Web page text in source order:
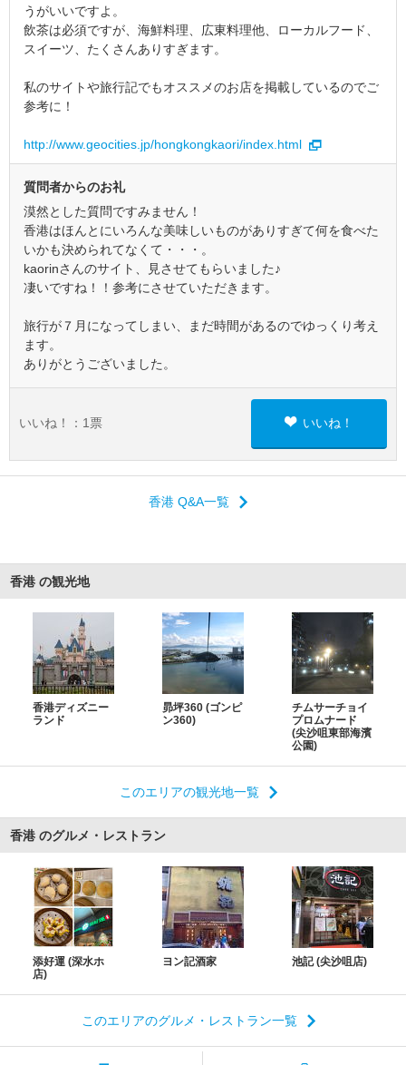
うがいいですよ。
飲茶は必須ですが、海鮮料理、広東料理他、ローカルフード、
スイーツ、たくさんありすぎます。
私のサイトや旅行記でもオススメのお店を掲載しているのでご
参考に！
http://www.geocities.jp/hongkongkaori/index.html
質問者からのお礼
漠然とした質問ですみません！
香港はほんとにいろんな美味しいものがありすぎて何を食べた
いかも決められてなくて・・・。
kaorinさんのサイト、見させてもらいました♪
凄いですね！！参考にさせていただきます。
旅行が７月になってしまい、まだ時間があるのでゆっくり考え
ます。
ありがとうございました。
いいね！： 1 票 いいね！
香港 Q&A一覧
香港 の観光地
香港ディズニー
ランド
昴坪360 (ゴンピ
ン360)
チムサーチョイ
プロムナード
(尖沙咀東部海濱
公園)
このエリアの観光地一覧
香港 のグルメ・レストラン
添好運 (深水ホ
店)
ヨン記酒家 池記 (尖沙咀店)
このエリアのグルメ・レストラン一覧